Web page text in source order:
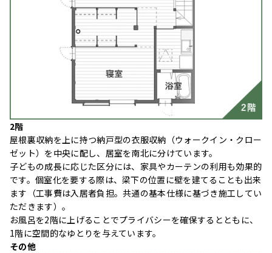
2階
屋根裏収納を上に持つ納戸型の衣服収納（ウォークイン・クロー
ゼット）を中央に配し、居室を南北に分けています。
子どもの成長に応じた区分には、家具やカーテンの利用も効果的
です。個室化を要する際は、梁下の位置に壁を建てることも出来
ます（工事費は入居者負担。共通の基本仕様に基づき施工してい
ただきます）。
お風呂を2階に上げることでプライバシーを確保するとともに、
1階に空間的なゆとりを与えています。
その他